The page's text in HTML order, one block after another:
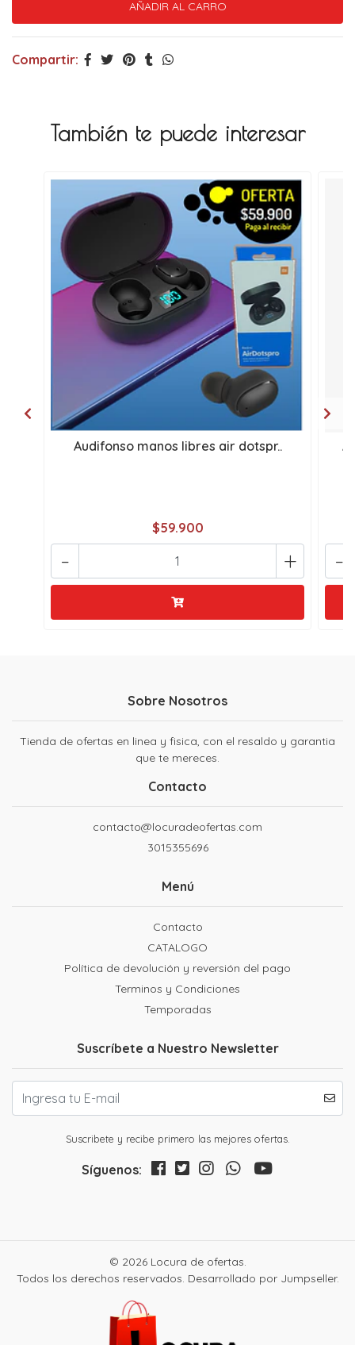
Compartir:
También te puede interesar
Audifonso manos libres air dotspr..
$59.900
+
- -
Sobre Nosotros
Tienda de ofertas en linea y fisica, con el resaldo y garantia
que te mereces.
Contacto
contacto@locuradeofertas.com
3015355696
Menú
Contacto
CATALOGO
Política de devolución y reversión del pago
Terminos y Condiciones
Temporadas
Suscríbete a Nuestro Newsletter
Suscribete y recibe primero las mejores ofertas.
Síguenos:
© 2026 Locura de ofertas.
Todos los derechos reservados. Desarrollado por Jumpseller.